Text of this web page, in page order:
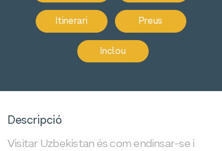
Itinerari Preus
Inclou
Descripció
Visitar Uzbekistan és com endinsar-se i